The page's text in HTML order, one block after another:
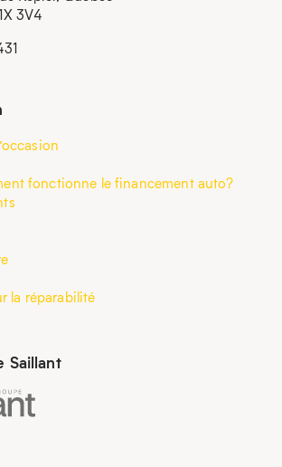
3V4
fonctionne le financement auto?
la réparabilité
Saillant